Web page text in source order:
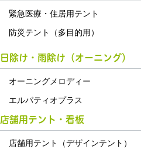
緊急医療・住居用テント
防災テント（多目的用）
日除け・雨除け（オーニング）
オーニングメロディー
エルパティオプラス
店舗用テント・看板
店舗用テント（デザインテント）